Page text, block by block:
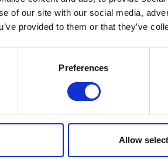
of our site with our social media,
provided to them or that they’ve
Preferences
Allow
via cette plateforme pour les
?
via WhatsApp, une inscription est